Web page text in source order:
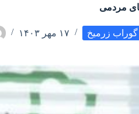
مردمی
زرمیخ ۱۷ مهر ۱۴۰۳